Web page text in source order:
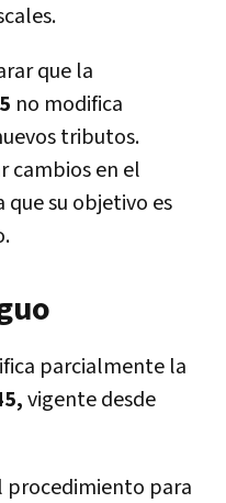
que la
no modifica
tributos.
cambios en el
su objetivo es
parcialmente la
vigente desde
procedimiento para